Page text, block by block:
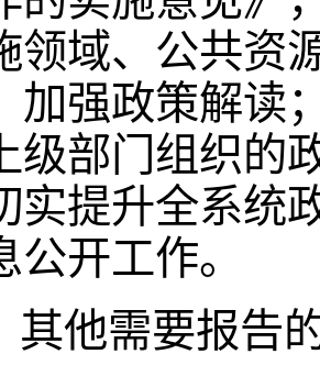
领域、公共资
加强政策解读
级部门组织的
实提升全系统
公开工作。
其他需要报告